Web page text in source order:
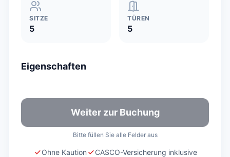
SITZE
5
TÜREN
5
Eigenschaften
Weiter zur Buchung
Bitte füllen Sie alle Felder aus
Ohne Kaution
CASCO-Versicherung inklusive